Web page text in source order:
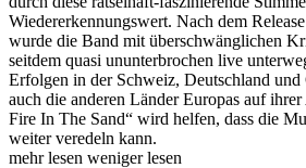
Wiedererkennungswert. Nach dem
wurde die Band mit überschwänglichen
seitdem quasi ununterbrochen live
Erfolgen in der Schweiz, Deutschland und
auch die anderen Länder Europas auf
Fire In The Sand“ wird helfen, dass die
weiter veredeln kann.
mehr lesen weniger lesen